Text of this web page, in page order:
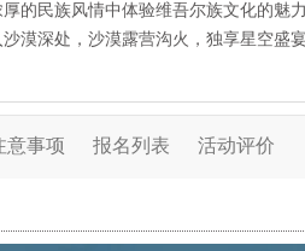
的民族风情中体验维吾尔族文化的魅力
漠深处，沙漠露营沟火，独享星空盛宴
意事项 报名列表 活动评价